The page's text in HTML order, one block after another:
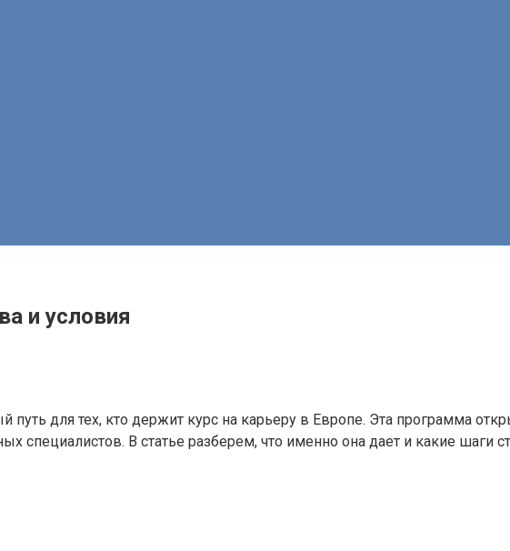
и условия
для тех, кто держит курс на карьеру в Европе. Эта программа
специалистов. В статье разберем, что именно она дает и какие шаги